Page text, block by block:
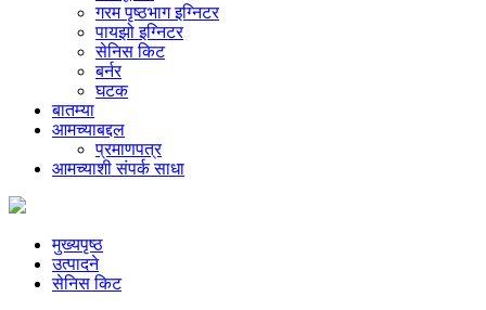
गरम पृष्ठभाग इग्निटर
पायझो इग्निटर
सेनिस किट
बर्नर
घटक
बातम्या
आमच्याबद्दल
प्रमाणपत्र
आमच्याशी संपर्क साधा
मुख्यपृष्ठ
उत्पादने
सेनिस किट